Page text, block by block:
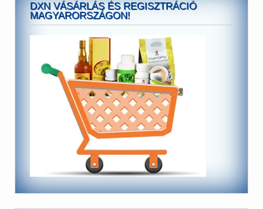
DXN VÁSÁRLÁS ÉS REGISZTRÁCIÓ
MAGYARORSZÁGON!